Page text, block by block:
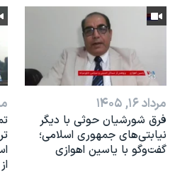
نرگس محمدی برنده جایزه نوبل
همایش محافظه‌کاران آمریکا
صفحه‌های ویژه
سفر پرزیدنت ترامپ به چینمرداد ۱۶, ۱۴۰۵
فرق شورشیان حوثی با دیگر
نیابتی‌های جمهوری اسلامی؛
گفت‌وگو با یاسین اهوازی